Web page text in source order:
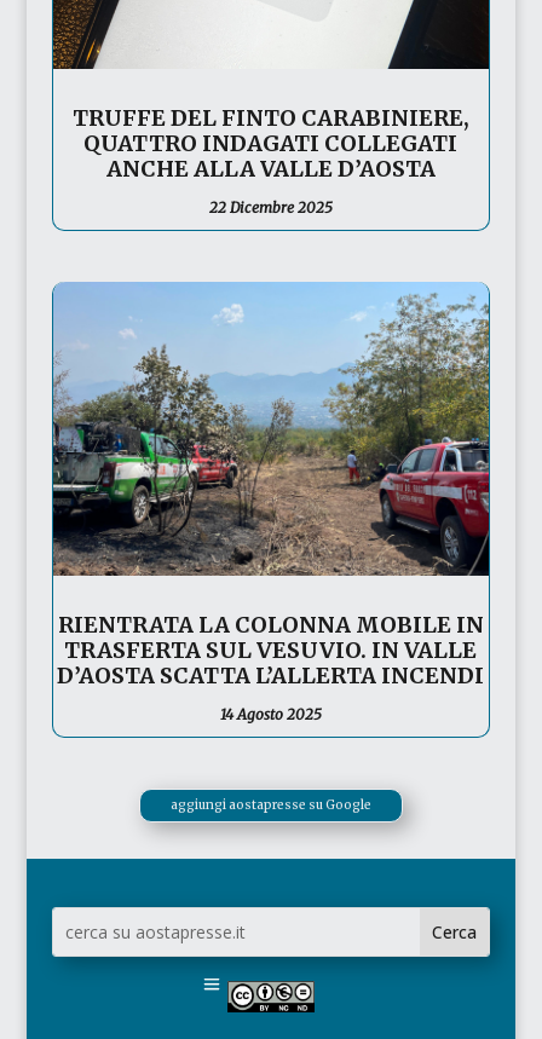
TRUFFE DEL FINTO CARABINIERE,
QUATTRO INDAGATI COLLEGATI
ANCHE ALLA VALLE D’AOSTA
22 Dicembre 2025
RIENTRATA LA COLONNA MOBILE IN
TRASFERTA SUL VESUVIO. IN VALLE
D’AOSTA SCATTA L’ALLERTA INCENDI
14 Agosto 2025
aggiungi aostapresse su Google